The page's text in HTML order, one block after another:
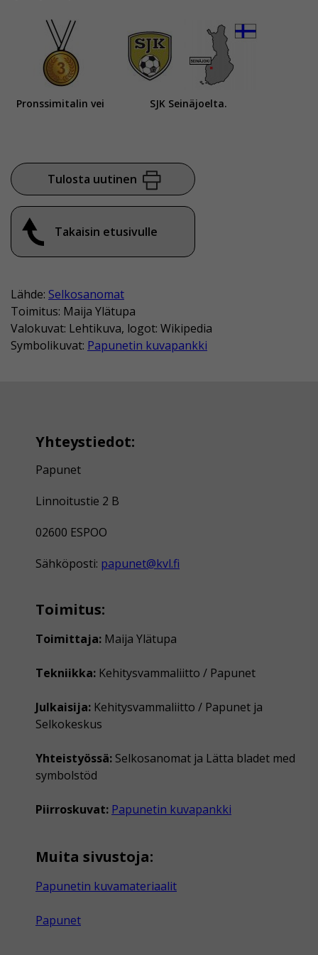
Pronssimitalin vei SJK Seinäjoelta.
Tulosta uutinen
Takaisin etusivulle
Lähde: Selkosanomat
Toimitus: Maija Ylätupa
Valokuvat: Lehtikuva, logot: Wikipedia
Symbolikuvat: Papunetin kuvapankki
Yhteystiedot:
Papunet
Linnoitustie 2 B
02600 ESPOO
Sähköposti: papunet@kvl.fi
Toimitus:
Toimittaja: Maija Ylätupa
Tekniikka: Kehitysvammaliitto / Papunet
Julkaisija: Kehitysvammaliitto / Papunet ja
Selkokeskus
Yhteistyössä: Selkosanomat ja Lätta bladet med
symbolstöd
Piirroskuvat: Papunetin kuvapankki
Muita sivustoja:
Papunetin kuvamateriaalit
Papunet